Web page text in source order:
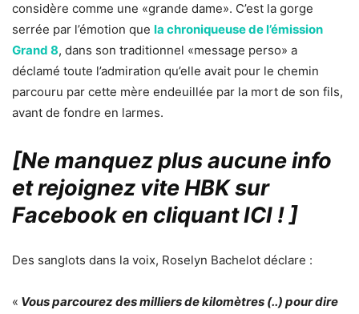
considère comme une «grande dame». C’est la gorge
serrée par l’émotion que la chroniqueuse de l’émission
Grand 8, dans son traditionnel «message perso» a
déclamé toute l’admiration qu’elle avait pour le chemin
parcouru par cette mère endeuillée par la mort de son fils,
avant de fondre en larmes.
[Ne manquez plus aucune info
et rejoignez vite HBK sur
Facebook en cliquant ICI !]
Des sanglots dans la voix, Roselyn Bachelot déclare :
« Vous parcourez des milliers de kilomètres (..) pour dire